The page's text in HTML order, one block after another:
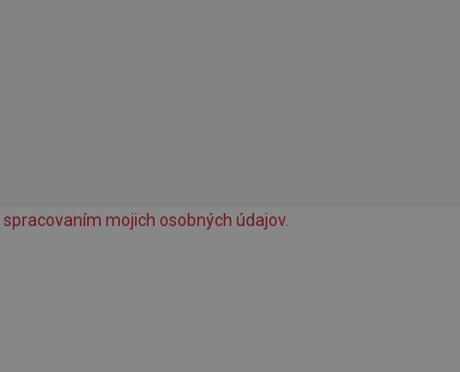
spracovaním mojich osobných údajov.